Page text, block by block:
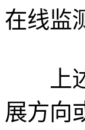
在线监
上述
展方向